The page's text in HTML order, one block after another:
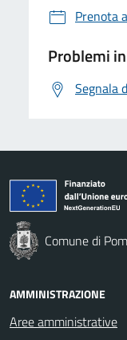
Prenota
Problemi
Segnala
Comune di
AMMINISTRAZIONE
Aree amministrative